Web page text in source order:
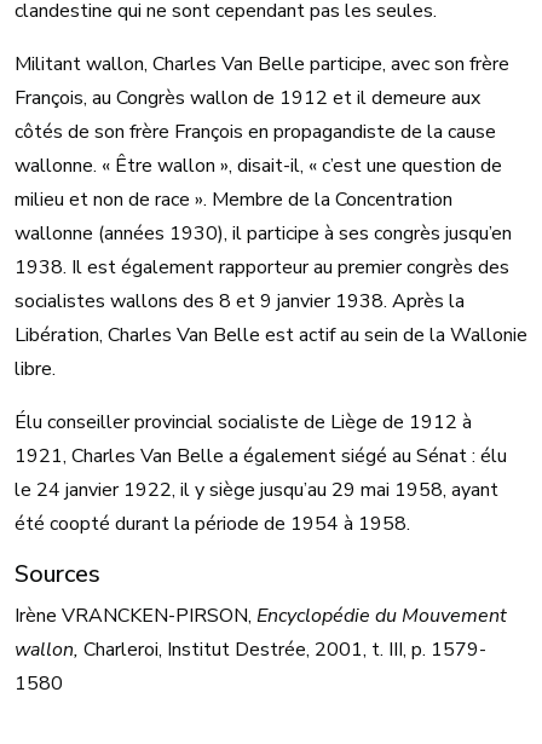
clandestine qui ne sont cependant pas les seules.
Militant wallon, Charles Van Belle participe, avec son frère
François, au Congrès wallon de 1912 et il demeure aux
côtés de son frère François en propagandiste de la cause
wallonne. « Être wallon », disait-il, « c’est une question de
milieu et non de race ». Membre de la Concentration
wallonne (années 1930), il participe à ses congrès jusqu’en
1938. Il est également rapporteur au premier congrès des
socialistes wallons des 8 et 9 janvier 1938. Après la
Libération, Charles Van Belle est actif au sein de la Wallonie
libre.
Élu conseiller provincial socialiste de Liège de 1912 à
1921, Charles Van Belle a également siégé au Sénat : élu
le 24 janvier 1922, il y siège jusqu’au 29 mai 1958, ayant
été coopté durant la période de 1954 à 1958.
Sources
Irène VRANCKEN-PIRSON, Encyclopédie du Mouvement
wallon, Charleroi, Institut Destrée, 2001, t. III, p. 1579-
1580